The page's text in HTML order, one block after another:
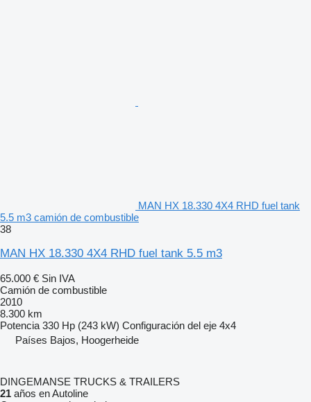
MAN HX 18.330 4X4 RHD fuel tank
5.5 m3 camión de combustible
38
MAN HX 18.330 4X4 RHD fuel tank 5.5 m3
65.000 € Sin IVA
Camión de combustible
2010
8.300 km
Potencia 330 Hp (243 kW) Configuración del eje 4x4
Países Bajos, Hoogerheide
DINGEMANSE TRUCKS & TRAILERS
21 años en Autoline